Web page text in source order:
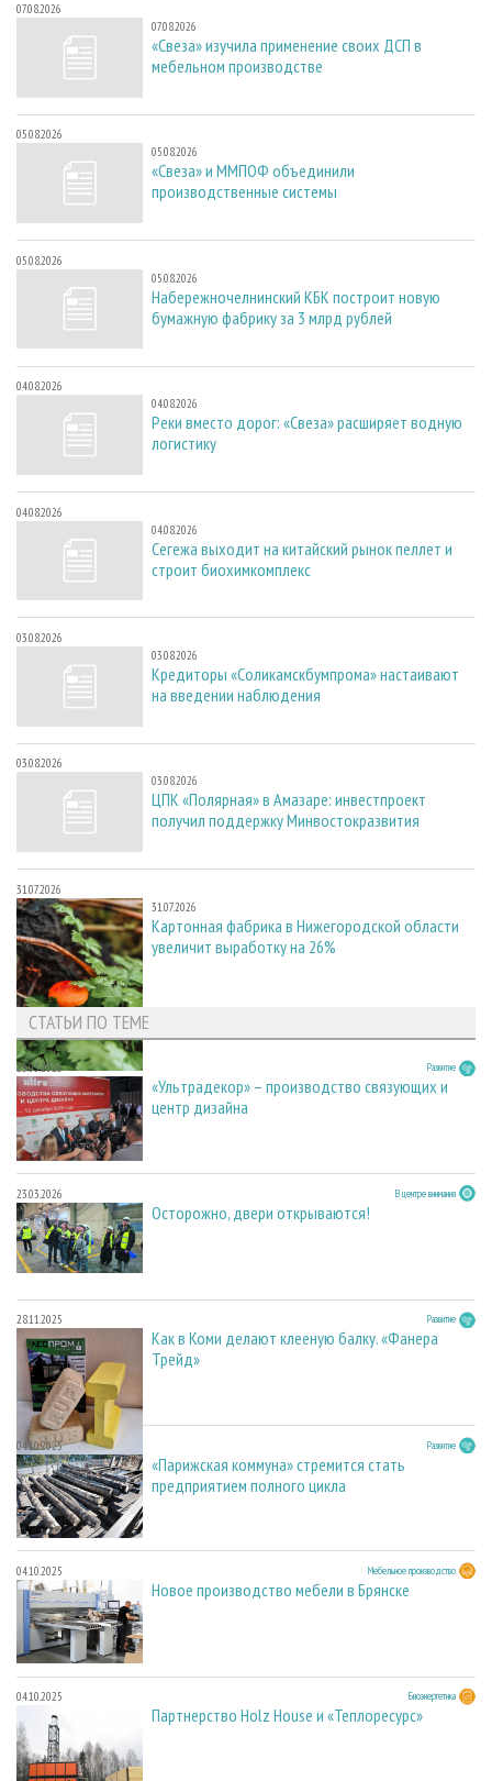
07.08.2026
07.08.2026
«Свеза» изучила применение своих ДСП в
мебельном производстве
05.08.2026
05.08.2026
«Свеза» и ММПОФ объединили
производственные системы
05.08.2026
05.08.2026
Набережночелнинский КБК построит новую
бумажную фабрику за 3 млрд рублей
04.08.2026
04.08.2026
Реки вместо дорог: «Свеза» расширяет водную
логистику
04.08.2026
04.08.2026
Сегежа выходит на китайский рынок пеллет и
строит биохимкомплекс
03.08.2026
03.08.2026
Кредиторы «Соликамскбумпрома» настаивают
на введении наблюдения
03.08.2026
03.08.2026
ЦПК «Полярная» в Амазаре: инвестпроект
получил поддержку Минвостокразвития
31.07.2026
31.07.2026
Картонная фабрика в Нижегородской области
увеличит выработку на 26%
СТАТЬИ ПО ТЕМЕ
23.03.2026 Развитие
«Ультрадекор» – производство связующих и
центр дизайна
23.03.2026 В центре внимания
Осторожно, двери открываются!
28.11.2025 Развитие
Как в Коми делают клееную балку. «Фанера
Трейд»
04.10.2025 Развитие
«Парижская коммуна» стремится стать
предприятием полного цикла
04.10.2025 Мебельное производство
Новое производство мебели в Брянске
04.10.2025 Биоэнергетика
Партнерство Holz House и «Теплоресурс»